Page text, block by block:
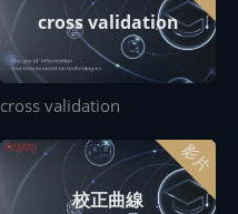
cross validation
cross validation
影片
校正曲線